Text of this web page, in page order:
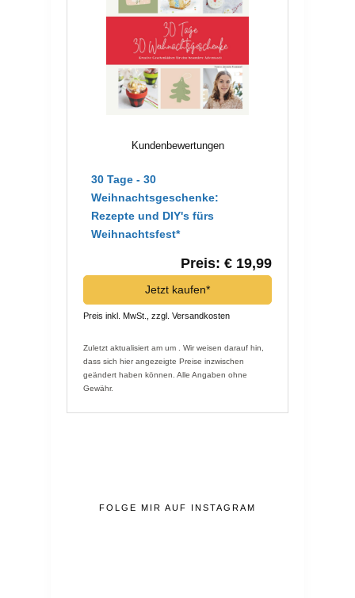
Kundenbewertungen
30 Tage - 30
Weihnachtsgeschenke:
Rezepte und DIY's fürs
Weihnachtsfest*
Preis: € 19,99
Jetzt kaufen*
Preis inkl. MwSt., zzgl. Versandkosten
Zuletzt aktualisiert am um . Wir weisen darauf hin,
dass sich hier angezeigte Preise inzwischen
geändert haben können. Alle Angaben ohne
Gewähr.
FOLGE MIR AUF INSTAGRAM